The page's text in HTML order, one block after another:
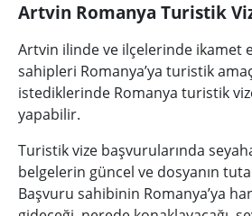
Artvin Romanya Turistik
Artvin ilinde ve ilçelerinde ikamet
sahipleri Romanya’ya turistik
istediklerinde Romanya turistik
yapabilir.
Turistik vize başvurularında
belgelerin güncel ve dosyanın
Başvuru sahibinin Romanya’ya